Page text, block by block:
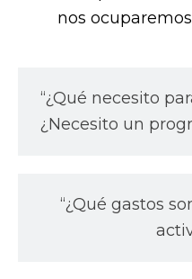
nos
“¿Qué necesito
¿Necesito un
“¿Qué gastos